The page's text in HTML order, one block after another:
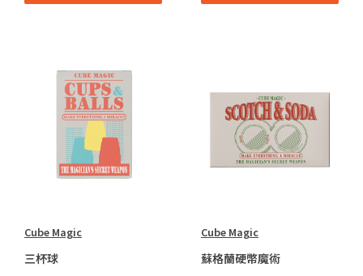
Cube Magic
三杯球
Cube Magic
蘇格蘭硬幣魔術